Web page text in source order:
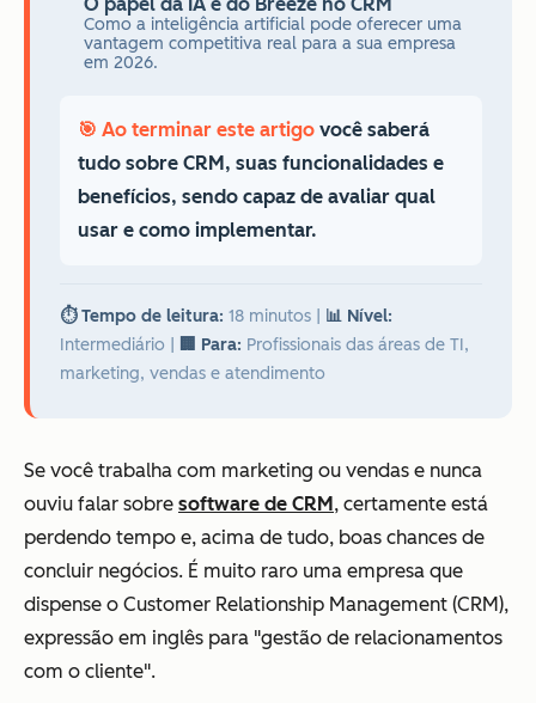
Como a inteligência artificial pode oferecer uma
vantagem competitiva real para a sua empresa
em 2026.
🎯 Ao terminar este artigo você saberá
tudo sobre CRM, suas funcionalidades e
benefícios, sendo capaz de avaliar qual
usar e como implementar.
⏱️ Tempo de leitura: 18 minutos
📊 Nível:
Intermediário
🏢 Para: Profissionais das áreas de TI,
marketing, vendas e atendimento
Se você trabalha com marketing ou vendas e nunca
ouviu falar sobre software de CRM, certamente está
perdendo tempo e, acima de tudo, boas chances de
concluir negócios. É muito raro uma empresa que
dispense o Customer Relationship Management (CRM),
expressão em inglês para "gestão de relacionamentos
com o cliente".